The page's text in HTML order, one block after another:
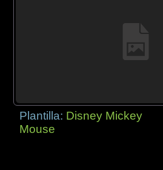
Plantilla: Disney Mickey
Mouse